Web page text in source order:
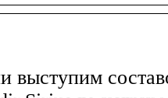
выступим